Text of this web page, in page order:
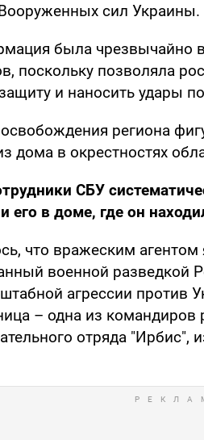
сил Украины.
была чрезвычайно
поскольку позволяла
и наносить удары
региона
дома в окрестностях
СБУ
его в доме, где он
что вражеским агентом
военной разведкой
агрессии против
– одна из командиров
отряда "Ирбис",